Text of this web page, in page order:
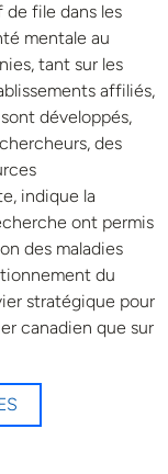
de file dans les
mentale au
tant sur les
affiliés,
développés,
des
indique la
ont permis
des maladies
du
stratégique pour
canadien que sur